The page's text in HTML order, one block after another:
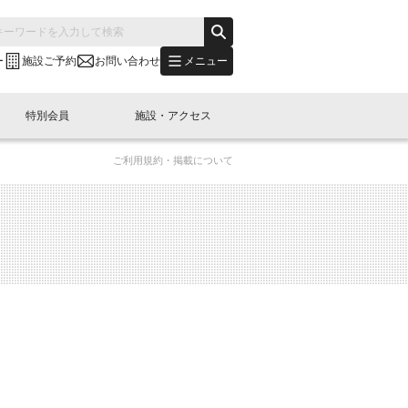
施設ご予約 お問い合わせ メニュー
別会員開催
展・参加
"LINK-BioBAY TOKYO"？
(News Letter)
コラム
ュース・事業紹介
ベント
LINK-J WEST
容
本橋エリアについて
特別会員
し込み
施設・アクセス
予約
ご利用規約・掲載について